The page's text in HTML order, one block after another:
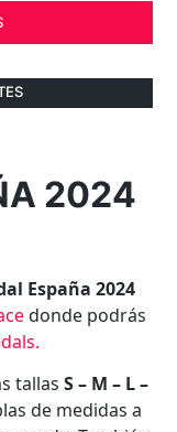
2024
España 2024
donde podrás
.
tallasS – M – L –
de medidas a